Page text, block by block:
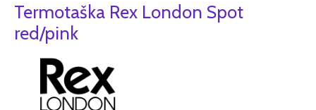
Termotaška Rex London Spot
red/pink